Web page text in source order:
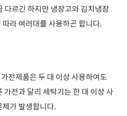
다르긴 하지만 냉장고와 김치냉장
라 여러대를 사용하곤 합니다.
전제품은 두 대 이상 사용하여도
전과 달리 세탁기는 한 대 이상 사
가 발생합니다.